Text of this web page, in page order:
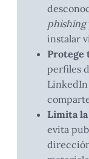
phishing
instalar
Protege
perfiles
LinkedIn
Limita
evita